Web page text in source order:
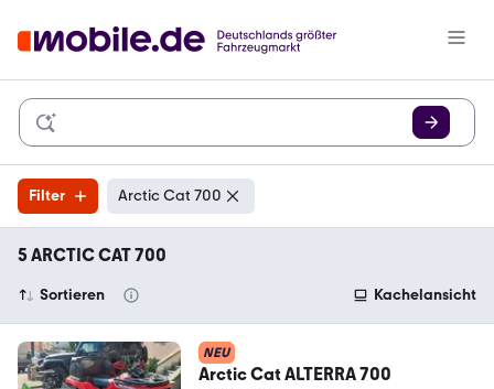
Filter Arctic Cat 700
5 ARCTIC CAT 700
Sortieren Kachelansicht
NEU
Arctic Cat ALTERRA 700